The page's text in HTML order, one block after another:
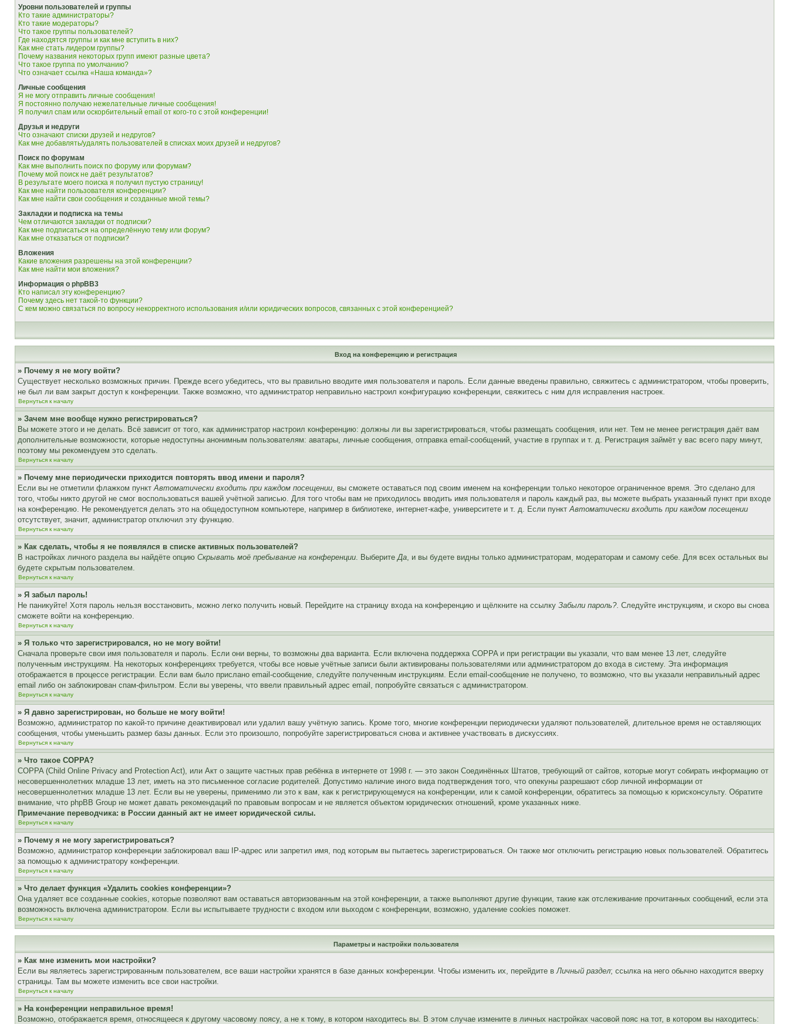
Уровни пользователей и группы
Кто такие администраторы?
Кто такие модераторы?
Что такое группы пользователей?
Где находятся группы и как мне вступить в них?
Как мне стать лидером группы?
Почему названия некоторых групп имеют разные цвета?
Что такое группа по умолчанию?
Что означает ссылка «Наша команда»?
Личные сообщения
Я не могу отправить личные сообщения!
Я постоянно получаю нежелательные личные сообщения!
Я получил спам или оскорбительный email от кого-то с этой конференции!
Друзья и недруги
Что означают списки друзей и недругов?
Как мне добавлять/удалять пользователей в списках моих друзей и недругов?
Поиск по форумам
Как мне выполнить поиск по форуму или форумам?
Почему мой поиск не даёт результатов?
В результате моего поиска я получил пустую страницу!
Как мне найти пользователя конференции?
Как мне найти свои сообщения и созданные мной темы?
Закладки и подписка на темы
Чем отличаются закладки от подписки?
Как мне подписаться на определённую тему или форум?
Как мне отказаться от подписки?
Вложения
Какие вложения разрешены на этой конференции?
Как мне найти мои вложения?
Информация о phpBB3
Кто написал эту конференцию?
Почему здесь нет такой-то функции?
С кем можно связаться по вопросу некорректного использования и/или юридических вопросов, связанных с этой конференцией?
Вход на конференцию и регистрация
» Почему я не могу войти?
Существует несколько возможных причин. Прежде всего убедитесь, что вы правильно вводите имя пользователя и пароль. Если данные введены правильно, свяжитесь с администратором, чтобы проверить,
не был ли вам закрыт доступ к конференции. Также возможно, что администратор неправильно настроил конфигурацию конференции, свяжитесь с ним для исправления настроек.
Вернуться к началу
» Зачем мне вообще нужно регистрироваться?
Вы можете этого и не делать. Всё зависит от того, как администратор настроил конференцию: должны ли вы зарегистрироваться, чтобы размещать сообщения, или нет. Тем не менее регистрация даёт вам
дополнительные возможности, которые недоступны анонимным пользователям: аватары, личные сообщения, отправка email-сообщений, участие в группах и т. д. Регистрация займёт у вас всего пару минут,
поэтому мы рекомендуем это сделать.
Вернуться к началу
» Почему мне периодически приходится повторять ввод имени и пароля?
Если вы не отметили флажком пунктАвтоматически входить при каждом посещении, вы сможете оставаться под своим именем на конференции только некоторое ограниченное время. Это сделано для
того, чтобы никто другой не смог воспользоваться вашей учётной записью. Для того чтобы вам не приходилось вводить имя пользователя и пароль каждый раз, вы можете выбрать указанный пункт при входе
на конференцию. Не рекомендуется делать это на общедоступном компьютере, например в библиотеке, интернет-кафе, университете и т. д. Если пунктАвтоматически входить при каждом посещении
отсутствует, значит, администратор отключил эту функцию.
Вернуться к началу
» Как сделать, чтобы я не появлялся в списке активных пользователей?
В настройках личного раздела вы найдёте опцию Скрывать моё пребывание на конференции. ВыберитеДа, и вы будете видны только администраторам, модераторам и самому себе. Для всех остальных вы
будете скрытым пользователем.
Вернуться к началу
» Я забыл пароль!
Не паникуйте! Хотя пароль нельзя восстановить, можно легко получить новый. Перейдите на страницу входа на конференцию и щёлкните на ссылку Забыли пароль?. Следуйте инструкциям, и скоро вы снова
сможете войти на конференцию.
Вернуться к началу
» Я только что зарегистрировался, но не могу войти!
Сначала проверьте свои имя пользователя и пароль. Если они верны, то возможны два варианта. Если включена поддержка COPPA и при регистрации вы указали, что вам менее 13 лет, следуйте
полученным инструкциям. На некоторых конференциях требуется, чтобы все новые учётные записи были активированы пользователями или администратором до входа в систему. Эта информация
отображается в процессе регистрации. Если вам было прислано email-сообщение, следуйте полученным инструкциям. Если email-сообщение не получено, то возможно, что вы указали неправильный адрес
email либо он заблокирован спам-фильтром. Если вы уверены, что ввели правильный адрес email, попробуйте связаться с администратором.
Вернуться к началу
» Я давно зарегистрирован, но больше не могу войти!
Возможно, администратор по какой-то причине деактивировал или удалил вашу учётную запись. Кроме того, многие конференции периодически удаляют пользователей, длительное время не оставляющих
сообщения, чтобы уменьшить размер базы данных. Если это произошло, попробуйте зарегистрироваться снова и активнее участвовать в дискуссиях.
Вернуться к началу
» Что такое COPPA?
COPPA (Child Online Privacy and Protection Act), или Акт о защите частных прав ребёнка в интернете от 1998 г. — это закон Соединённых Штатов, требующий от сайтов, которые могут собирать информацию от
несовершеннолетних младше 13 лет, иметь на это письменное согласие родителей. Допустимо наличие иного вида подтверждения того, что опекуны разрешают сбор личной информации от
несовершеннолетних младше 13 лет. Если вы не уверены, применимо ли это к вам, как к регистрирующемуся на конференции, или к самой конференции, обратитесь за помощью к юрисконсульту. Обратите
внимание, что phpBB Group не может давать рекомендаций по правовым вопросам и не является объектом юридических отношений, кроме указанных ниже.
Примечание переводчика: в России данный акт не имеет юридической силы.
Вернуться к началу
» Почему я не могу зарегистрироваться?
Возможно, администратор конференции заблокировал ваш IP-адрес или запретил имя, под которым вы пытаетесь зарегистрироваться. Он также мог отключить регистрацию новых пользователей. Обратитесь
за помощью к администратору конференции.
Вернуться к началу
» Что делает функция «Удалить cookies конференции»?
Она удаляет все созданные cookies, которые позволяют вам оставаться авторизованным на этой конференции, а также выполняют другие функции, такие как отслеживание прочитанных сообщений, если эта
возможность включена администратором. Если вы испытываете трудности с входом или выходом с конференции, возможно, удаление cookies поможет.
Вернуться к началу
Параметры и настройки пользователя
» Как мне изменить мои настройки?
Если вы являетесь зарегистрированным пользователем, все ваши настройки хранятся в базе данных конференции. Чтобы изменить их, перейдите вЛичный раздел; ссылка на него обычно находится вверху
страницы. Там вы можете изменить все свои настройки.
Вернуться к началу
» На конференции неправильное время!
Возможно, отображается время, относящееся к другому часовому поясу, а не к тому, в котором находитесь вы. В этом случае измените в личных настройках часовой пояс на тот, в котором вы находитесь: